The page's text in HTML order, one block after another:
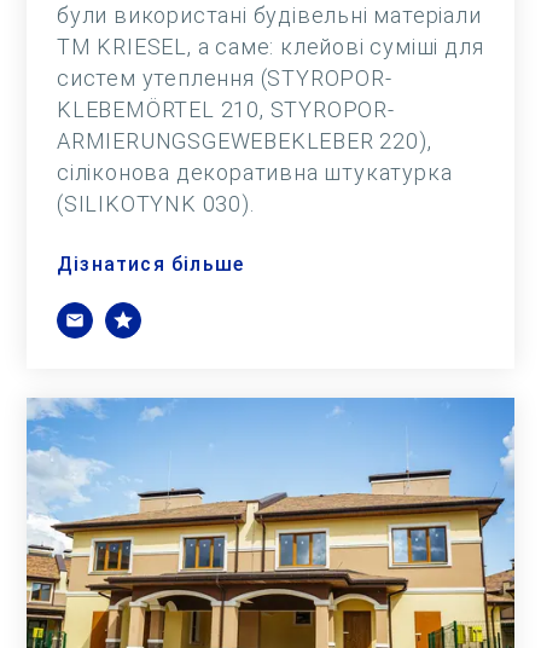
були використані будівельні матеріали
ТМ KRIESEL, а саме: клейові суміші для
систем утеплення (STYROPOR-
KLEBEMÖRTEL 210, STYROPOR-
ARMIERUNGSGEWEBEKLEBER 220),
сіліконова декоративна штукатурка
(SILIKOTYNK 030).
Дізнатися більше